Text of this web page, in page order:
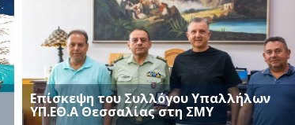
Επίσκεψη του Συλλόγου Υπαλλήλων
ΥΠ.ΕΘ.Α Θεσσαλίας στη ΣΜΥ